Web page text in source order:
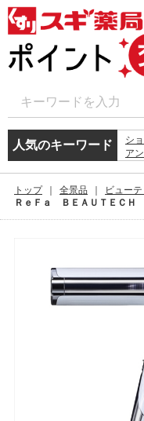
人気のキーワード シ
ア
掃
トップ 全景品
ビュー
ＲｅＦａ ＢＥＡＵＴＥＣ